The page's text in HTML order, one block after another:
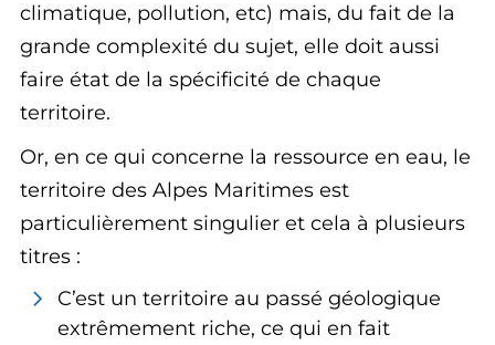
climatique, pollution, etc) mais, du fait de la
grande complexité du sujet, elle doit aussi
faire état de la spécificité de chaque
territoire.
Or, en ce qui concerne la ressource en eau, le
territoire des Alpes Maritimes est
particulièrement singulier et cela à plusieurs
titres :
C’est un territoire au passé géologique
extrêmement riche, ce qui en fait